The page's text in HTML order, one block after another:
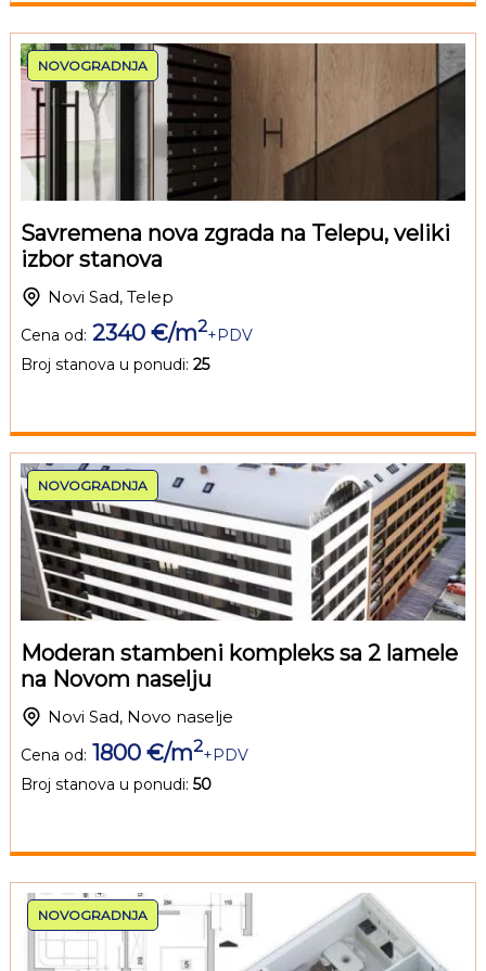
NOVOGRADNJA
Savremena nova zgrada na Telepu, veliki
izbor stanova
Novi Sad, Telep
Cena od: 2340 €/m2+PDV
Broj stanova u ponudi: 25
NOVOGRADNJA
Moderan stambeni kompleks sa 2 lamele
na Novom naselju
Novi Sad, Novo naselje
Cena od: 1800 €/m2+PDV
Broj stanova u ponudi: 50
NOVOGRADNJA